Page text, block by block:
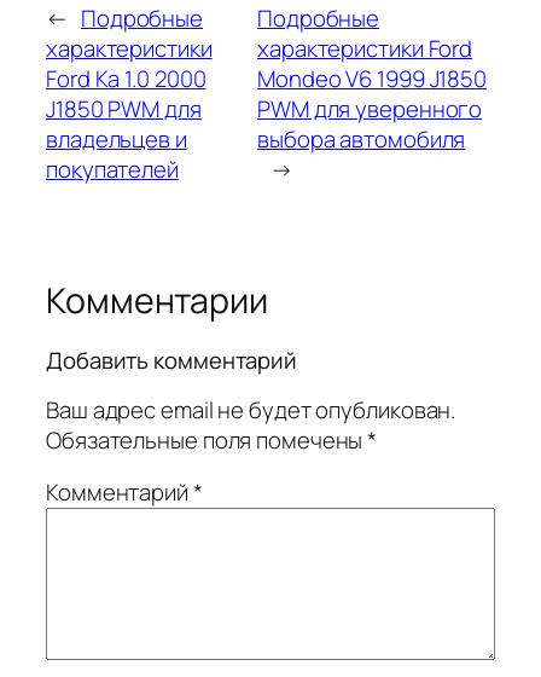
← Подробные
характеристики
Ford Ka 1.0 2000
J1850 PWM для
владельцев и
покупателей
Подробные
характеристики Ford
Mondeo V6 1999 J1850
PWM для уверенного
выбора автомобиля
→
Комментарии
Добавить комментарий
Ваш адрес email не будет опубликован.
Обязательные поля помечены*
Комментарий*